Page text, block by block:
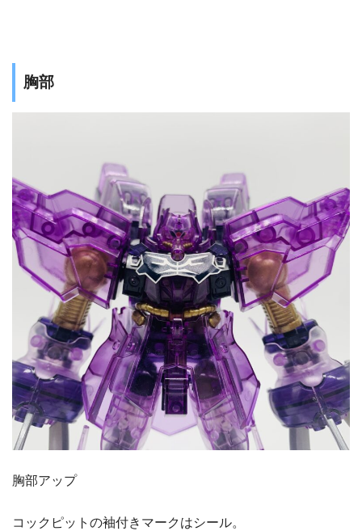
胸部
胸部アップ
コックピットの袖付きマークはシール。